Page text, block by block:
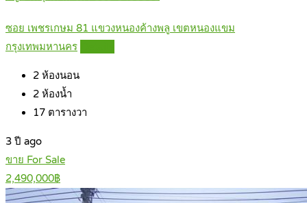
ซอย เพชรเกษม 81 แขวงหนองค้างพลู เขตหนองแขม
กรุงเทพมหานคร
2 ห้องนอน
2 ห้องน้ำ
17 ตารางวา
3 ปี ago
ขาย For Sale
2,490,000฿